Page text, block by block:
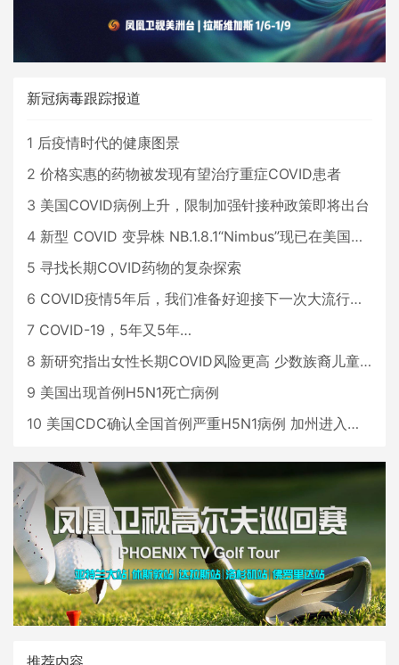
新冠病毒跟踪报道
1 后疫情时代的健康图景
2 价格实惠的药物被发现有望治疗重症COVID患者
3 美国COVID病例上升，限制加强针接种政策即将出台
4 新型 COVID 变异株 NB.1.8.1“Nimbus”现已在美国占据主导地位
5 寻找长期COVID药物的复杂探索
6 COVID疫情5年后，我们准备好迎接下一次大流行了吗？
7 COVID-19，5年又5年…
8 新研究指出女性长期COVID风险更高 少数族裔儿童存在差异
9 美国出现首例H5N1死亡病例
10 美国CDC确认全国首例严重H5N1病例 加州进入紧急状态